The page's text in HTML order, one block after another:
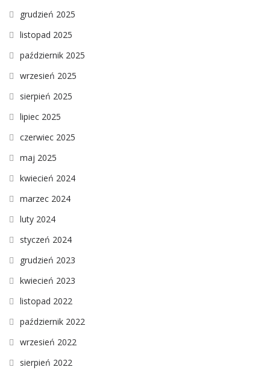
grudzień 2025
listopad 2025
październik 2025
wrzesień 2025
sierpień 2025
lipiec 2025
czerwiec 2025
maj 2025
kwiecień 2024
marzec 2024
luty 2024
styczeń 2024
grudzień 2023
kwiecień 2023
listopad 2022
październik 2022
wrzesień 2022
sierpień 2022